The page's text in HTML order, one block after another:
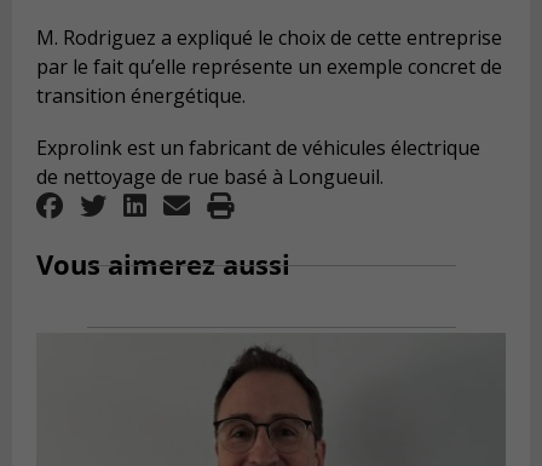
M. Rodriguez a expliqué le choix de cette entreprise
par le fait qu’elle représente un exemple concret de
transition énergétique.
Exprolink est un fabricant de véhicules électrique
de nettoyage de rue basé à Longueuil.
Vous aimerez aussi